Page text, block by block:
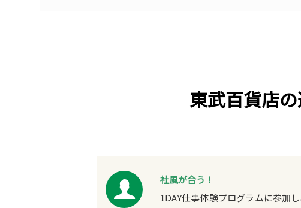
東武百貨店
社風が合う！
1DAY仕事体験プログラムに参加